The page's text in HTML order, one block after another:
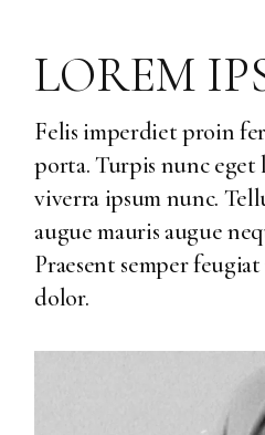
LOREM
Felis imperdiet proin
porta. Turpis nunc eget
viverra ipsum nunc.
augue mauris augue
Praesent semper
dolor.